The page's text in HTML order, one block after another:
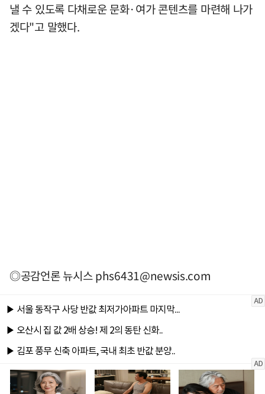
낼 수 있도록 다채로운 문화·여가 콘텐츠를 마련해 나가
겠다"고 말했다.
◎공감언론 뉴시스phs6431@newsis.com